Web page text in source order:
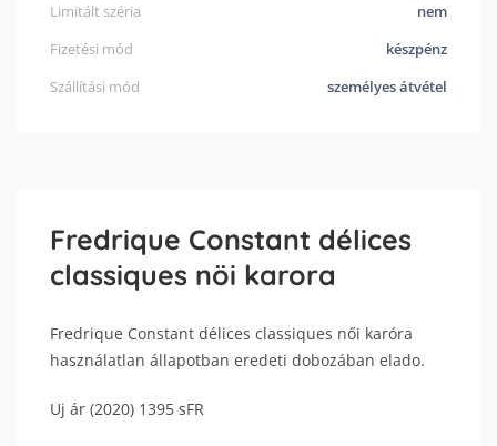
Limitált széria
nem
Fizetési mód
készpénz
Szállítási mód
személyes átvétel
Fredrique Constant délices
classiques nöi karora
Fredrique Constant délices classiques női karóra
használatlan állapotban eredeti dobozában elado.
Uj ár (2020) 1395 sFR